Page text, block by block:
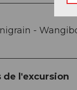
-
de l'excursion